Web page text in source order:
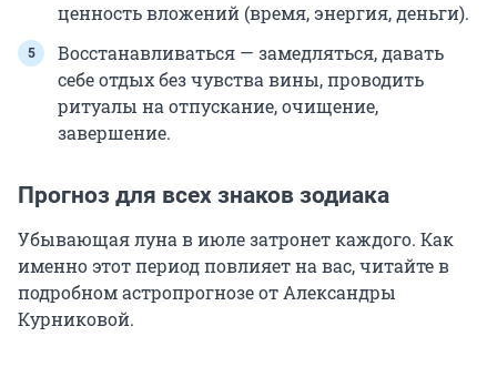
ценность вложений (время, энергия, деньги).
Восстанавливаться — замедляться, давать
себе отдых без чувства вины, проводить
ритуалы на отпускание, очищение,
завершение.
Прогноз для всех знаков зодиака
Убывающая луна в июле затронет каждого. Как
именно этот период повлияет на вас, читайте в
подробном астропрогнозе от Александры
Курниковой.